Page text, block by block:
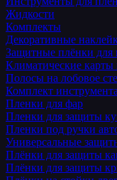
Жидкости
Комплекты
Декоративные
Защитные плёнки для
Климатические карты
Полосы на лобовое
Комплект инструмента
Пленки для фар
Пленки для защиты
Пленки под ручки
Универсальные
Плёнки для защиты
Плёнки для защиты